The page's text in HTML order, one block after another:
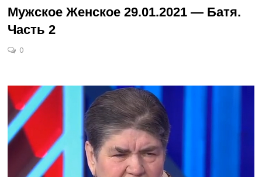
Мужское Женское 29.01.2021 — Батя.
Часть 2
0